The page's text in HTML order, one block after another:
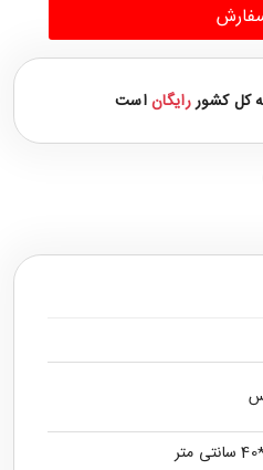
کل کشوررایگاناست